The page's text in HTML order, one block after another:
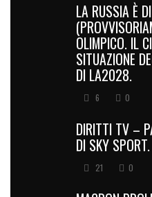
LA RUSSIA È
OLIMPICO. IL
SITUAZIONE
DI LA2028.
6 0
DIRITTI TV –
DI SKY SPORT.
21 0